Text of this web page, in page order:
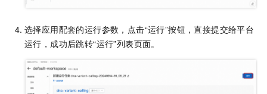
选择应用配套的运行参数，点击“运行”按钮，直接提交给平台
运行，成功后跳转“运行”列表页面。